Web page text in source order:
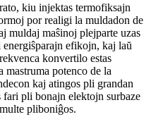
kiu injektas termofiksajn
por realigi la muldadon de
muldaj maŝinoj plejparte uzas
efikojn, kaj laŭ
konvertilo estas
potenco de la
kaj atingos pli grandan
pli bonajn elektojn surbaze
pliboniĝos.